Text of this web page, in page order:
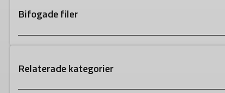
Bifogade filer
Relaterade kategorier